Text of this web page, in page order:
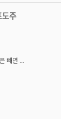
주
빼면 ...